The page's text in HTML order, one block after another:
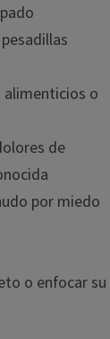
alimenticios o
de
por miedo
o enfocar su